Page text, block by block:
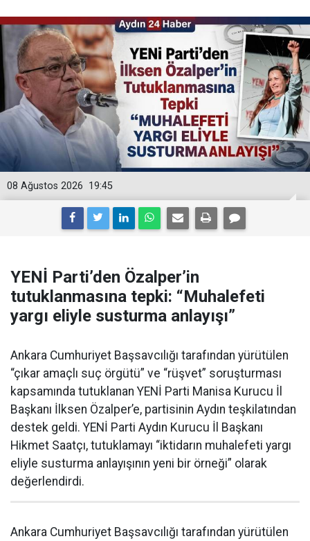
19:45
08 Ağustos 2026
YENİ Parti’den Özalper’in
tutuklanmasına tepki: “Muhalefeti
yargı eliyle susturma anlayışı”
Ankara Cumhuriyet Başsavcılığı tarafından yürütülen
“çıkar amaçlı suç örgütü” ve “rüşvet” soruşturması
kapsamında tutuklanan YENİ Parti Manisa Kurucu İl
Başkanı İlksen Özalper’e, partisinin Aydın teşkilatından
destek geldi. YENİ Parti Aydın Kurucu İl Başkanı
Hikmet Saatçı, tutuklamayı “iktidarın muhalefeti yargı
eliyle susturma anlayışının yeni bir örneği” olarak
değerlendirdi.
Ankara Cumhuriyet Başsavcılığı tarafından yürütülen